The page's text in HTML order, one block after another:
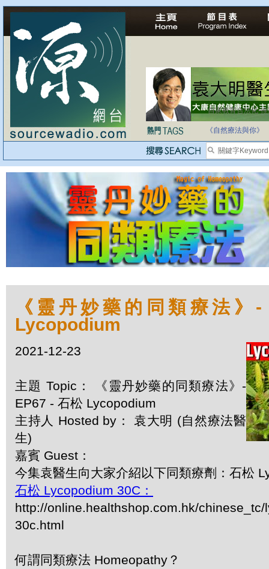
自家教育合法化-
《自然療法與你》
《靈丹妙藥的同類療法》-
Lycopodium
2021-12-23
主題 Topic： 《靈丹妙藥的同類療法》-
EP67 - 石松 Lycopodium
主持人 Hosted by： 袁大明 (自然療法醫
生)
嘉賓 Guest：
今集袁醫生向大家介紹以下同類療劑：石松
石松 Lycopodium 30C：
http://online.healthshop.com.hk/chinese_tc/
30c.html
何謂同類療法 Homeopathy？